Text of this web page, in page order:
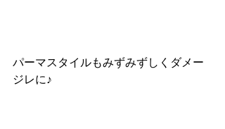
パーマスタイルもみずみずしくダメー
ジレに♪